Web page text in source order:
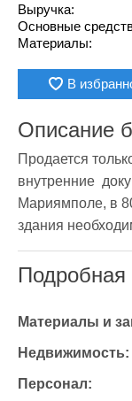
Выручка:
Основные
Материалы:
В
Описание
Продается
внутренние
Мариямполе, в
здания
Материалы и
Недвижимость:
Персонал: